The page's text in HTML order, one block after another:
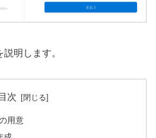
明します。
目次
用意